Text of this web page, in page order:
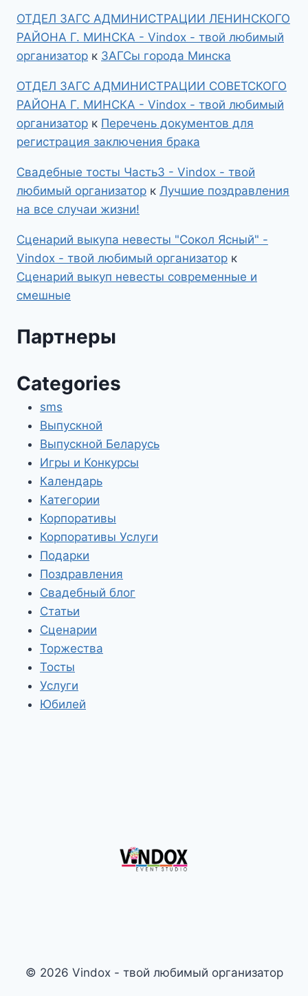
ОТДЕЛ ЗАГС АДМИНИСТРАЦИИ ЛЕНИНСКОГО
РАЙОНА Г. МИНСКА - Vindox - твой любимый
организатор к ЗАГСы города Минска
ОТДЕЛ ЗАГС АДМИНИСТРАЦИИ СОВЕТСКОГО
РАЙОНА Г. МИНСКА - Vindox - твой любимый
организатор к Перечень документов для
регистрация заключения брака
Свадебные тосты Часть3 - Vindox - твой
любимый организатор к Лучшие поздравления
на все случаи жизни!
Сценарий выкупа невесты "Сокол Ясный" -
Vindox - твой любимый организатор к
Сценарий выкуп невесты современные и
смешные
Партнеры
Categories
sms
Выпускной
Выпускной Беларусь
Игры и Конкурсы
Календарь
Категории
Корпоративы
Корпоративы Услуги
Подарки
Поздравления
Свадебный блог
Статьи
Сценарии
Торжества
Тосты
Услуги
Юбилей
© 2026 Vindox - твой любимый организатор